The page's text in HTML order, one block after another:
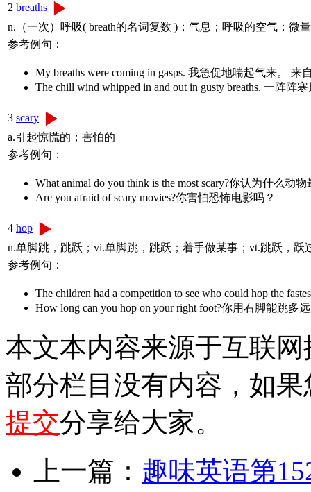
2 breaths
n.（一次）呼吸( breath的名词复数 )；气息；呼吸的空气；微量
参考例句：
My breaths were coming in gasps. 我急促地喘起气来。 来
The chill wind whipped in and out in gusty breaths. 一阵
3 scary
a.引起惊慌的；害怕的
参考例句：
What animal do you think is the most scary?你认为什么动
Are you afraid of scary movies?你害怕恐怖电影吗？
4 hop
n.单脚跳，跳跃；vi.单脚跳，跳跃；着手做某事；vt.跳跃，跃
参考例句：
The children had a competition to see who could hop the
How long can you hop on your right foot?你用右脚能跳多
本文本内容来源于互联
部分栏目没有内容，如
提交分享给大家。
上一篇： 趣味英语第